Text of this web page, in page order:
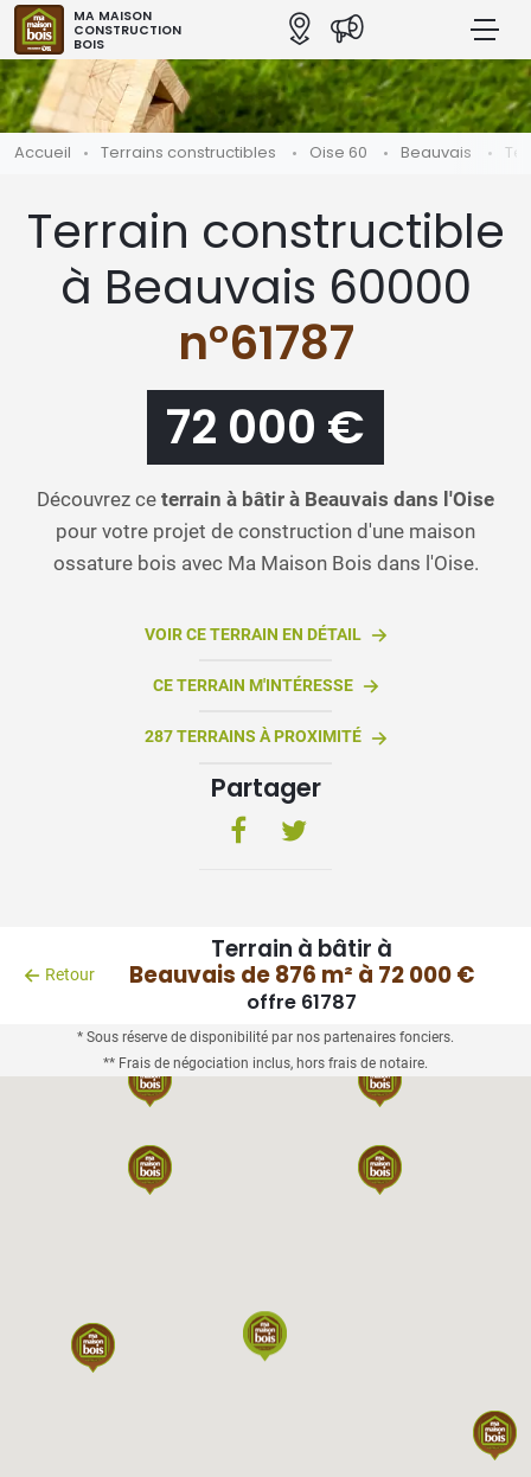
MA MAISON
CONSTRUCTION
BOIS
Accueil Terrains constructibles Oise 60 Beauvais
Terrain constructible
à Beauvais 60000
n°61787
72 000 €
Découvrez ce terrain à bâtir à Beauvais dans l'Oise
pour votre projet de construction d'une maison
ossature bois avec Ma Maison Bois dans l'Oise.
VOIR CE TERRAIN EN DÉTAIL
CE TERRAIN M'INTÉRESSE
287 TERRAINS À PROXIMITÉ
Partager
Retour
Terrain à bâtir à
Beauvais de 876 m² à 72 000 €
offre 61787
* Sous réserve de disponibilité par nos partenaires fonciers.
** Frais de négociation inclus, hors frais de notaire.